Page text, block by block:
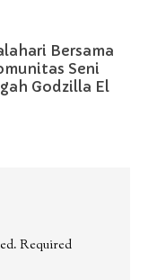
Bersama
Seni
Godzilla El
Required